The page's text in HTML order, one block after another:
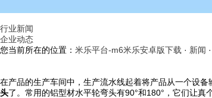
行业新闻
企业动态
您当前所在的位置： 米乐平台-m6米乐安卓版下载 · 新闻 ·
在产品的生产车间中，生产流水线起着将产品从一个设
头了。常用的铝型材水平轮弯头有90°和180°，它们让